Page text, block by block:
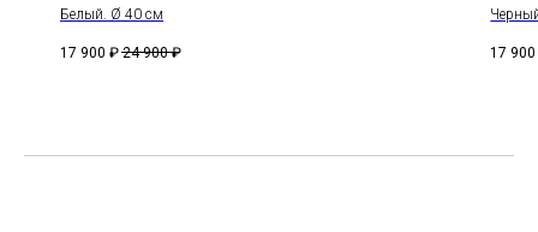
Белый. Ø 40 см
17 900 ₽ 24 900 ₽ 17 900